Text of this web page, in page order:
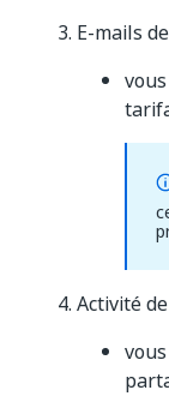
E-mails
Activité